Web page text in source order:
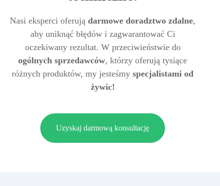
Nasi eksperci oferują darmowe doradztwo zdalne,
aby uniknąć błędów i zagwarantować Ci
oczekiwany rezultat. W przeciwieństwie do
ogólnych sprzedawców, którzy oferują tysiące
różnych produktów, my jesteśmy specjalistami od
żywic!
Uzyskaj darmową konsultację